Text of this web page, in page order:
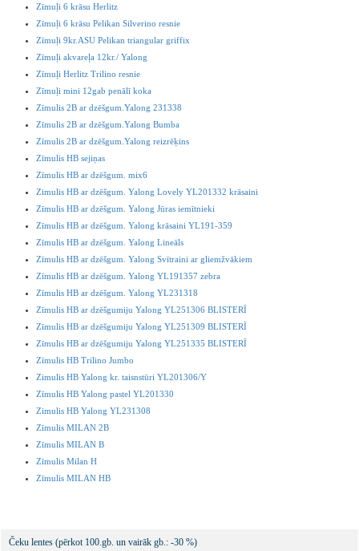
Zīmuļi 6 krāsu Herlitz
Zīmuļi 6 krāsu Pelikan Silverino resnie
Zīmuļi 9kr.ASU Pelikan triangular griffix
Zīmuļi akvareļa 12kr./ Yalong
Zīmuļi Herlitz Trilino resnie
Zīmuļi mini 12gab penālī koka
Zīmulis 2B ar dzēšgum.Yalong 231338
Zīmulis 2B ar dzēšgum.Yalong Bumba
Zīmulis 2B ar dzēšgum.Yalong reizrēķins
Zīmulis HB sejiņas
Zīmulis HB ar dzēšgum. mix6
Zimulis HB ar dzēšgum. Yalong Lovely YL201332 krāsaini
Zīmulis HB ar dzēšgum. Yalong Jūras iemītnieki
Zīmulis HB ar dzēšgum. Yalong krāsaini YL191-359
Zīmulis HB ar dzēšgum. Yalong Lineāls
Zīmulis HB ar dzēšgum. Yalong Svītraini ar gliemžvākiem
Zīmulis HB ar dzēšgum. Yalong YL191357 zebra
Zīmulis HB ar dzēšgum. Yalong YL231318
Zīmulis HB ar dzēšgumiju Yalong YL251306 BLISTERĪ
Zīmulis HB ar dzēšgumiju Yalong YL251309 BLISTERĪ
Zīmulis HB ar dzēšgumiju Yalong YL251335 BLISTERĪ
Zīmulis HB Trilino Jumbo
Zimulis HB Yalong kr. taisnstūri YL201306/Y
Zīmulis HB Yalong pastel YL201330
Zimulis HB Yalong YL231308
Zīmulis MILAN 2B
Zīmulis MILAN B
Zīmulis Milan H
Zīmulis MILAN HB
Čeku lentes (pērkot 100.gb. un vairāk gb.: -30 %)